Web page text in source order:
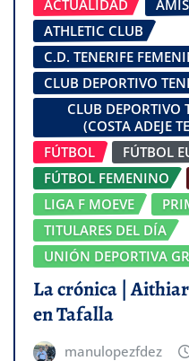
ACTUALIDAD
ATHLETIC CLUB
C.D. TENERIFE
CLUB DEPORTIVO
CLUB DEPORTIVO
(COSTA ADEJE
FÚTBOL
FÚTBOL
FÚTBOL FEMENINO
LIGA F MOEVE
TITULARES DEL DÍA
UNIÓN DEPORTIVA
La crónica |
en Tafalla
manulopezfdez